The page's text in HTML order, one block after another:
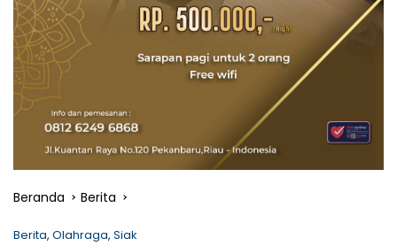
Beranda Berita
Berita, Olahraga, Siak